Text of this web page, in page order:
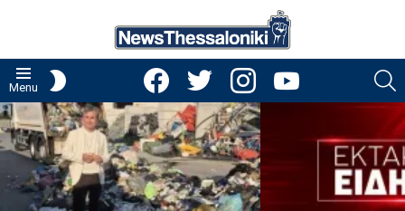
Menu
facebooktwitter instagramyoutube
LATEST
STORIES